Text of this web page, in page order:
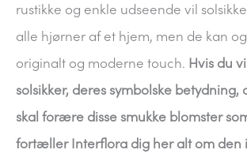
rustikke og enkle udseende vil
alle hjørner af et hjem, men de kan
originalt og moderne touch. Hvis du
solsikker, deres symbolske betydning,
skal forære disse smukke blomster
fortæller Interflora dig her alt om den